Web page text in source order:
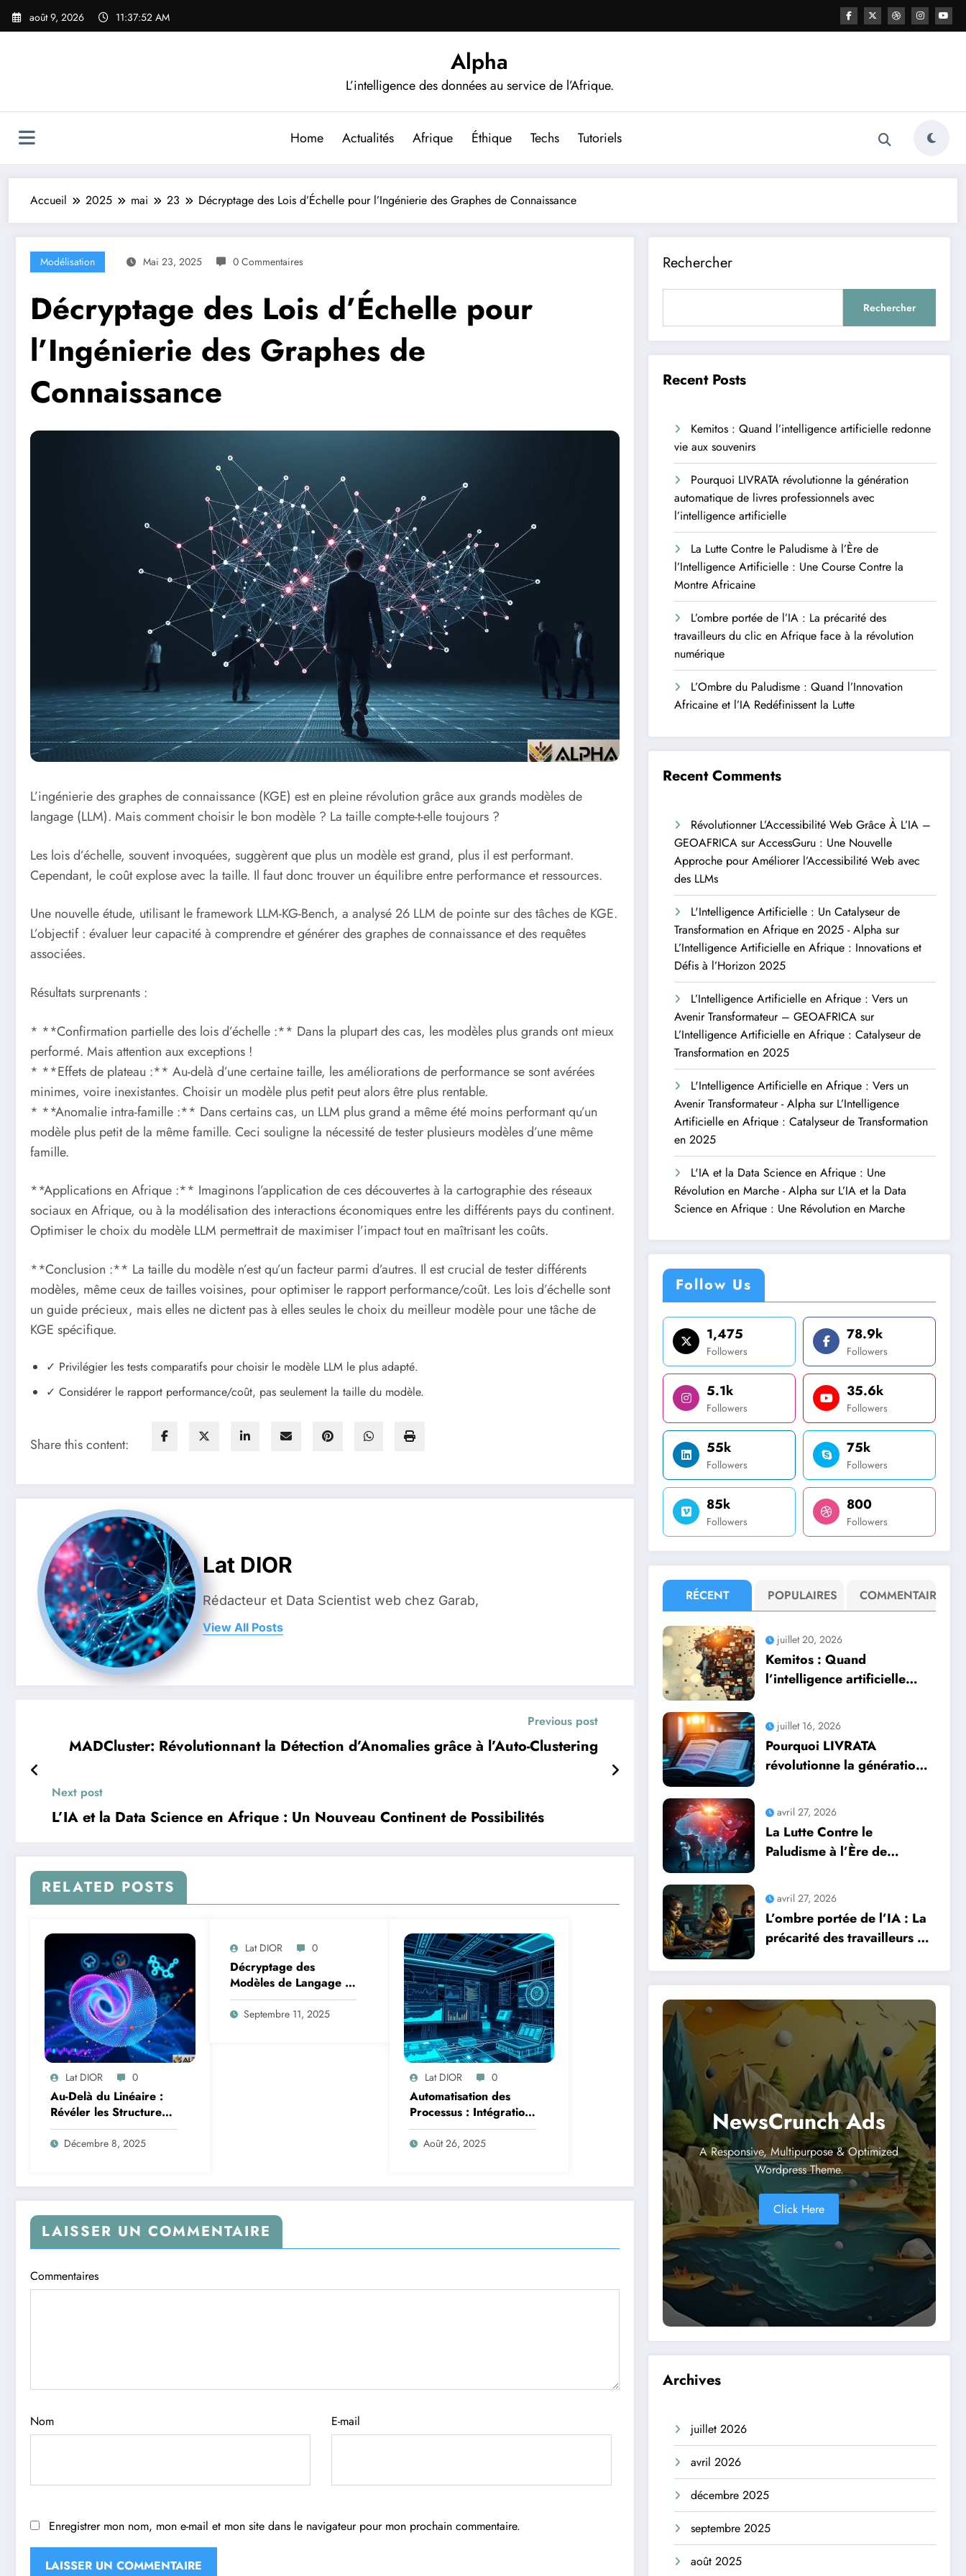
Aller
août 9, 2026 11:37:54 AM
Alpha
L’intelligence des données au service de l’Afrique.
Home Actualités Afrique Éthique Techs Tutoriels
Accueil 2025 mai 23 Décryptage des Lois d’Échelle pour l’Ingénierie des Graphes de Connaissance
Modélisation Mai 23, 2025 0 Commentaires
Décryptage des Lois d’Échelle pour
l’Ingénierie des Graphes de
Connaissance
L’ingénierie des graphes de connaissance (KGE) est en pleine révolution grâce aux grands modèles de
langage (LLM). Mais comment choisir le bon modèle ? La taille compte-t-elle toujours ?
Les lois d’échelle, souvent invoquées, suggèrent que plus un modèle est grand, plus il est performant.
Cependant, le coût explose avec la taille. Il faut donc trouver un équilibre entre performance et ressources.
Une nouvelle étude, utilisant le framework LLM-KG-Bench, a analysé 26 LLM de pointe sur des tâches de KGE.
L’objectif : évaluer leur capacité à comprendre et générer des graphes de connaissance et des requêtes
associées.
Résultats surprenants :
* **Confirmation partielle des lois d’échelle :** Dans la plupart des cas, les modèles plus grands ont mieux
performé. Mais attention aux exceptions !
* **Effets de plateau :** Au-delà d’une certaine taille, les améliorations de performance se sont avérées
minimes, voire inexistantes. Choisir un modèle plus petit peut alors être plus rentable.
* **Anomalie intra-famille :** Dans certains cas, un LLM plus grand a même été moins performant qu’un
modèle plus petit de la même famille. Ceci souligne la nécessité de tester plusieurs modèles d’une même
famille.
**Applications en Afrique :** Imaginons l’application de ces découvertes à la cartographie des réseaux
sociaux en Afrique, ou à la modélisation des interactions économiques entre les différents pays du continent.
Optimiser le choix du modèle LLM permettrait de maximiser l’impact tout en maîtrisant les coûts.
**Conclusion :** La taille du modèle n’est qu’un facteur parmi d’autres. Il est crucial de tester différents
modèles, même ceux de tailles voisines, pour optimiser le rapport performance/coût. Les lois d’échelle sont
un guide précieux, mais elles ne dictent pas à elles seules le choix du meilleur modèle pour une tâche de
KGE spécifique.
✓ Privilégier les tests comparatifs pour choisir le modèle LLM le plus adapté.
✓ Considérer le rapport performance/coût, pas seulement la taille du modèle.
Share this content:
Lat DIOR
Rédacteur et Data Scientist web chez Garab,
View All Posts
Previous post
MADCluster: Révolutionnant la Détection d’Anomalies grâce à l’Auto-Clustering
Next post
L’IA et la Data Science en Afrique : Un Nouveau Continent de Possibilités
RELATED POSTS
Lat DIOR 0
Au-Delà du Linéaire :
Révéler les Structures
Cachées des Données
avec l’Analyse en
Décembre 8, 2025
Lat DIOR 0
Décryptage des
Modèles de Langage :
Une Exploration des
Trajectoires
Septembre 11, 2025
Lat DIOR 0
Automatisation des
Processus : Intégration
de l’IA avec la Logique
Temporelle
Août 26, 2025
LAISSER UN COMMENTAIRE
Commentaires
Nom E-mail
Enregistrer mon nom, mon e-mail et mon site dans le navigateur pour mon prochain commentaire.
Rechercher
Rechercher
Recent Posts
Kemitos : Quand l’intelligence artificielle redonne
vie aux souvenirs
Pourquoi LIVRATA révolutionne la génération
automatique de livres professionnels avec
l’intelligence artificielle
La Lutte Contre le Paludisme à l’Ère de
l’Intelligence Artificielle : Une Course Contre la
Montre Africaine
L’ombre portée de l’IA : La précarité des
travailleurs du clic en Afrique face à la révolution
numérique
L’Ombre du Paludisme : Quand l’Innovation
Africaine et l’IA Redéfinissent la Lutte
Recent Comments
Révolutionner L’Accessibilité Web Grâce À L’IA –
GEOAFRICA surAccessGuru : Une Nouvelle
Approche pour Améliorer l’Accessibilité Web avec
des LLMs
L'Intelligence Artificielle : Un Catalyseur de
Transformation en Afrique en 2025 - Alpha sur
L’Intelligence Artificielle en Afrique : Innovations et
Défis à l’Horizon 2025
L’Intelligence Artificielle en Afrique : Vers un
Avenir Transformateur – GEOAFRICA sur
L’Intelligence Artificielle en Afrique : Catalyseur de
Transformation en 2025
L'Intelligence Artificielle en Afrique : Vers un
Avenir Transformateur - Alpha sur L’Intelligence
Artificielle en Afrique : Catalyseur de Transformation
en 2025
L'IA et la Data Science en Afrique : Une
Révolution en Marche - Alpha sur L’IA et la Data
Science en Afrique : Une Révolution en Marche
Follow Us
1,475
Followers
78.9k
Followers
5.1k
Followers
35.6k
Followers
55k
Followers
75k
Followers
85k
Followers
800
Followers
RÉCENT POPULAIRES COMMENTAIRE
juillet 20, 2026
Kemitos : Quand
l’intelligence artificielle
juillet 16, 2026
Pourquoi LIVRATA
révolutionne la génération
professionnels avec
l’intelligence artificielle
avril 27, 2026
La Lutte Contre le
Paludisme à l’Ère de
Une Course Contre la
Montre Africaine
avril 27, 2026
L’ombre portée de l’IA : La
précarité des travailleurs du
révolution numérique
NewsCrunch Ads
A Responsive, Multipurpose & Optimized
Wordpress Theme.
Click Here
Archives
juillet 2026
avril 2026
décembre 2025
septembre 2025
août 2025